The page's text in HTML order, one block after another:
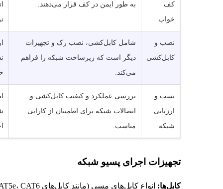
کف
خواب
به طور ایمن در کف قرار می‌دهند.
نصب و
کابل‌کشی
شامل کابل‌کشی، نصب رک و تجهیزات
دیگر است که زیرساخت شبکه را فراهم
می‌کند.
تست و
ارزیابی
شبکه
بررسی عملکرد و کیفیت کابل‌کشی و
اتصالات شبکه برای اطمینان از کارایی
مناسب.
تجهیزات اجرای پسیو شبکه
کابل‌ها: انواع کابل‌های مسی (مانند کابل‌های CAT5e، CAT6) و فیبر نوری.